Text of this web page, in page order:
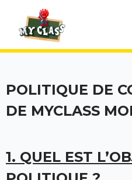
POLITIQUE DE
DE MYCLASS
1. QUEL EST